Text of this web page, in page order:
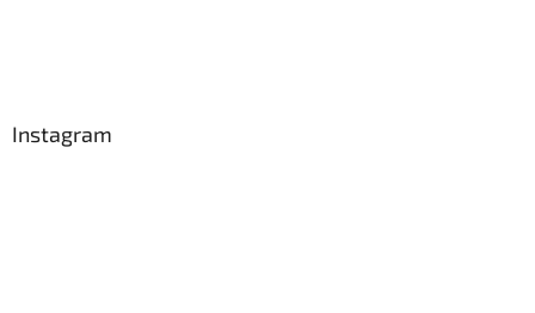
Instagram